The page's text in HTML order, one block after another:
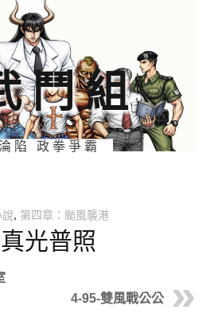
鬥組
陷 政拳爭霸
, 第四章：颱風襲港
光普照
4-95-雙風戰公公